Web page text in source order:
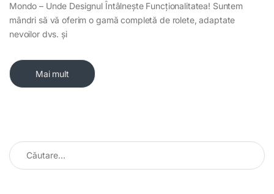
Mondo – Unde Designul Întâlnește Funcționalitatea! Suntem
mândri să vă oferim o gamă completă de rolete, adaptate
nevoilor dvs. și
Mai mult
Caută după: